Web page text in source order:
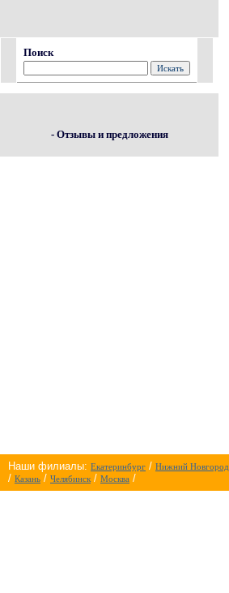
Поиск
- Отзывы и предложения
Наши филиалы: Екатеринбург / Нижний Новгород
/ Казань / Челябинск/ Москва /